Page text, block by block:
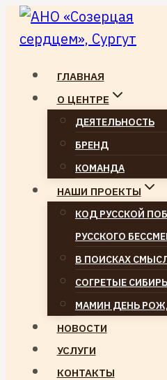
Перейти
ГЛАВНАЯ
О ЦЕНТРЕ
ДЕЯТЕЛЬНОСТЬ
БРЕНД
КОМАНДА
НАШИ ПРОЕКТЫ
КОД РУССКОЙ
РУССКОГО
В ПОИСКАХ
СОГРЕТЫЕ
МАМИН ДЕНЬ
НОВОСТИ
УСЛУГИ
КОНТАКТЫ